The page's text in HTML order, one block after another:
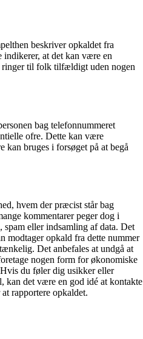
beskriver opkaldet fra
indikerer, at det kan være en
ringer til folk tilfældigt uden nogen
bag telefonnummeret
ofre. Dette kan være
kan bruges i forsøget på at begå
hvem der præcist står bag
kommentarer peger dog i
eller indsamling af data. Det
modtager opkald fra dette nummer
Det anbefales at undgå at
nogen form for økonomiske
du føler dig usikker eller
kan det være en god idé at kontakte
rapportere opkaldet.